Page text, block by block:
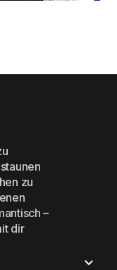
zu
–
dir